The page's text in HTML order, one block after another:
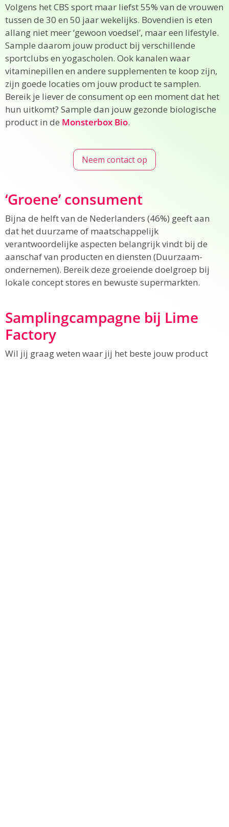
Volgens het CBS sport maar liefst 55% van de vrouwen
tussen de 30 en 50 jaar wekelijks. Bovendien is eten
allang niet meer ‘gewoon voedsel’, maar een lifestyle.
Sample daarom jouw product bij verschillende
sportclubs en yogascholen. Ook kanalen waar
vitaminepillen en andere supplementen te koop zijn,
zijn goede locaties om jouw product te samplen.
Bereik je liever de consument op een moment dat het
hun uitkomt? Sample dan jouw gezonde biologische
product in de Monsterbox Bio.
Neem contact op
‘Groene’ consument
Bijna de helft van de Nederlanders (46%) geeft aan
dat het duurzame of maatschappelijk
verantwoordelijke aspecten belangrijk vindt bij de
aanschaf van producten en diensten (Duurzaam-
ondernemen). Bereik deze groeiende doelgroep bij
lokale concept stores en bewuste supermarkten.
Samplingcampagne bij Lime
Factory
Wil jij graag weten waar jij het beste jouw product